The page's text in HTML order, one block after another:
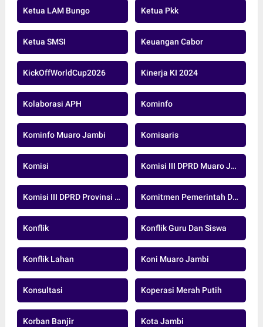
Ketua LAM Bungo Ketua Pkk
Ketua SMSI Keuangan Cabor
KickOffWorldCup2026 Kinerja KI 2024
Kolaborasi APH Kominfo
Kominfo Muaro Jambi Komisaris
Komisi Komisi III DPRD Muaro Jambi
Komisi III DPRD Provinsi Jambi Komitmen Pemerintah Daerah
Konflik Konflik Guru Dan Siswa
Konflik Lahan Koni Muaro Jambi
Konsultasi Koperasi Merah Putih
Korban Banjir Kota Jambi